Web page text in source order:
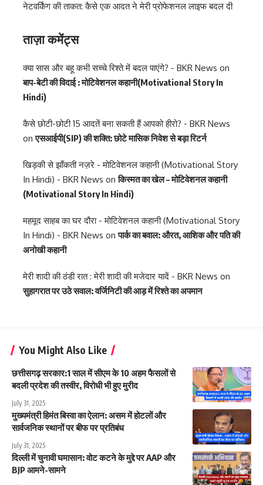
नेटवर्किंग की ताकत: कैसे एक आदत ने मेरी प्रोफेशनल लाइफ बदल दी
ताज़ा कमेंट्स
क्या सास और बहू कभी सच्चे रिश्ते में बदल पाएंगे? - BKR News on
बाप-बेटी की विदाई : मोटिवेशनल कहानी(Motivational Story In
Hindi)
कैसे छोटी-छोटी 15 आदतें बना सकती हैं आपको हीरो? - BKR News
onएसआईपी(SIP) की शक्ति: छोटे मासिक निवेश से बड़ा रिटर्न
खिड़की से झाँकती नज़रे - मोटिवेशनल कहानी (Motivational Story
In Hindi) - BKR News onकिस्मत का खेल – मोटिवेशनल कहानी
(Motivational Story In Hindi)
महमूद साहब का घर दौरा - मोटिवेशनल कहानी (Motivational Story
In Hindi) - BKR News onपार्क का बवाल: औरत, आशिक और पति की
अनोखी कहानी
मेरी शादी की ठंडी रात : मेरी शादी की मजेदार यादें - BKR News on
सुहागरात पर उठे सवाल: वर्जिनिटी की आड़ में रिश्ते का अपमान
You Might Also Like
छत्तीसगढ़ सरकार:1 साल में सीएम के 10 अहम फैसलों से
बदली प्रदेश की तस्वीर, विरोधी भी हुए मुरीद
July 31, 2025
मुख्यमंत्री हिमंत बिस्वा का ऐलान: असम में होटलों और
सार्वजनिक स्थानों पर बीफ पर प्रतिबंध
July 31, 2025
दिल्ली में चुनावी घमासान: वोट कटने के मुद्दे पर AAP और
BJP आमने-सामने